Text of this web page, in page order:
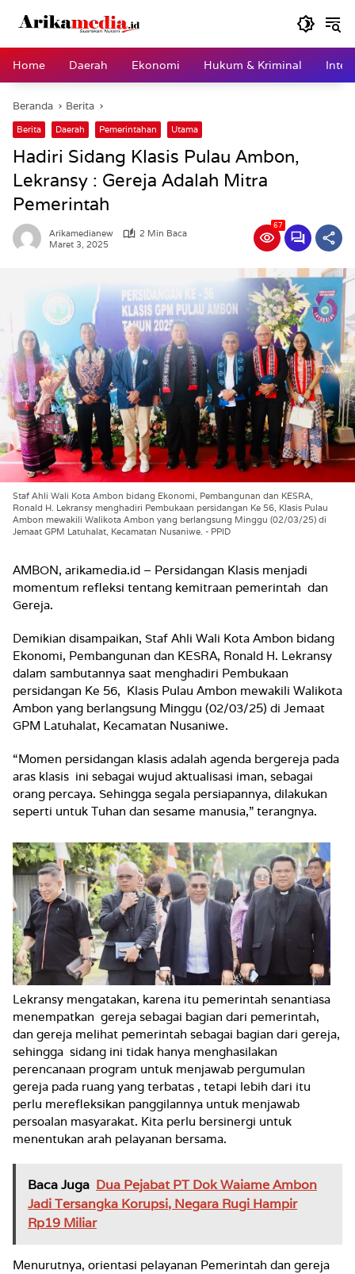
Home
Daerah Ekonomi Hukum & Kriminal
Beranda Berita
Berita Daerah Pemerintahan Utama
Hadiri Sidang Klasis Pulau Ambon,
Lekransy : Gereja Adalah Mitra
Pemerintah
Arikamedianew
2 Min Baca
Maret 3, 2025
67
Staf Ahli Wali Kota Ambon bidang Ekonomi, Pembangunan dan KESRA,
Ronald H. Lekransy menghadiri Pembukaan persidangan Ke 56, Klasis Pulau
Ambon mewakili Walikota Ambon yang berlangsung Minggu (02/03/25) di
Jemaat GPM Latuhalat, Kecamatan Nusaniwe. - PPID
AMBON, arikamedia.id – Persidangan Klasis menjadi
momentum refleksi tentang kemitraan pemerintah dan
Gereja.
Demikian disampaikan, Staf Ahli Wali Kota Ambon bidang
Ekonomi, Pembangunan dan KESRA, Ronald H. Lekransy
dalam sambutannya saat menghadiri Pembukaan
persidangan Ke 56, Klasis Pulau Ambon mewakili Walikota
Ambon yang berlangsung Minggu (02/03/25) di Jemaat
GPM Latuhalat, Kecamatan Nusaniwe.
“Momen persidangan klasis adalah agenda bergereja pada
aras klasis ini sebagai wujud aktualisasi iman, sebagai
orang percaya. Sehingga segala persiapannya, dilakukan
seperti untuk Tuhan dan sesame manusia,” terangnya.
Lekransy mengatakan, karena itu pemerintah senantiasa
menempatkan gereja sebagai bagian dari pemerintah,
dan gereja melihat pemerintah sebagai bagian dari gereja,
sehingga sidang ini tidak hanya menghasilakan
perencanaan program untuk menjawab pergumulan
gereja pada ruang yang terbatas , tetapi lebih dari itu
perlu merefleksikan panggilannya untuk menjawab
persoalan masyarakat. Kita perlu bersinergi untuk
menentukan arah pelayanan bersama.
Baca Juga Dua Pejabat PT Dok Waiame Ambon
Jadi Tersangka Korupsi, Negara Rugi Hampir
Rp19 Miliar
Menurutnya, orientasi pelayanan Pemerintah dan gereja